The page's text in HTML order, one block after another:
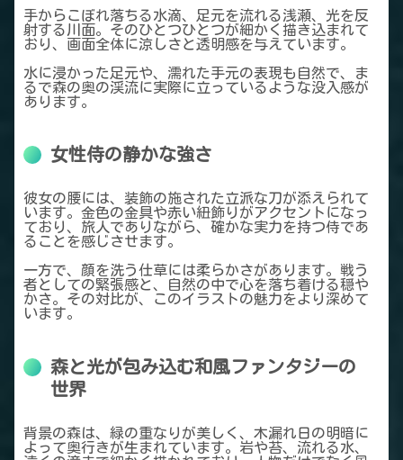
手からこぼれ落ちる水滴、足元を流れる浅瀬、光を反
射する川面。そのひとつひとつが細かく描き込まれて
おり、画面全体に涼しさと透明感を与えています。
水に浸かった足元や、濡れた手元の表現も自然で、ま
るで森の奥の渓流に実際に立っているような没入感が
あります。
女性侍の静かな強さ
彼女の腰には、装飾の施された立派な刀が添えられて
います。金色の金具や赤い紐飾りがアクセントになっ
ており、旅人でありながら、確かな実力を持つ侍であ
ることを感じさせます。
一方で、顔を洗う仕草には柔らかさがあります。戦う
者としての緊張感と、自然の中で心を落ち着ける穏や
かさ。その対比が、このイラストの魅力をより深めて
います。
森と光が包み込む和風ファンタジーの
世界
背景の森は、緑の重なりが美しく、木漏れ日の明暗に
よって奥行きが生まれています。岩や苔、流れる水、